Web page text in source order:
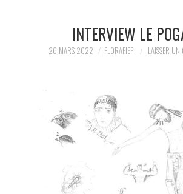
INTERVIEW LE
26 MARS 2022 FLORAFIEF LAISSER